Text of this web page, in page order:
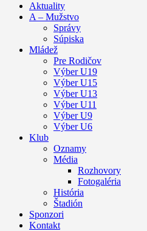
Aktuality
A – Mužstvo
Správy
Súpiska
Mládež
Pre Rodičov
Výber U19
Výber U15
Výber U13
Výber U11
Výber U9
Výber U6
Klub
Oznamy
Média
Rozhovory
Fotogaléria
História
Štadión
Sponzori
Kontakt